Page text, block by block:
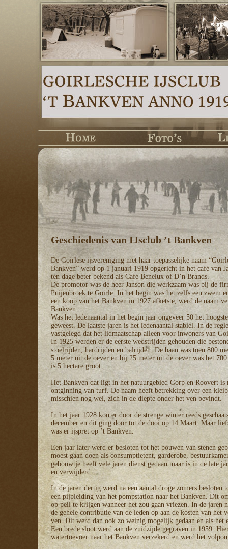
Geschiedenis van IJsclub ’t Bankven
De Goirlese ijsvereniging met haar toepasselijke naam
Bankven” werd op 1 januari 1919 opgericht in het café van
ten dage beter bekend als Café Benelux of D’n Brands.
De promotor was de heer Janson die werkzaam was bij de
Puijenbroek te Goirle. In het begin was het zelfs een zwem
een koop van het Bankven in 1927 afketste, werd de naam
Bankven.
Was het ledenaantal in het begin jaar ongeveer 50 het
geweest. De laatste jaren is het ledenaantal stabiel. In de
vastgelegd dat het lidmaatschap alleen voor inwoners van
In 1925 werden er de eerste wedstrijden gehouden die
stoelrijden, hardrijden en balrijden. De baan was toen 800
5 meter uit de oever en bij 25 meter uit de oever was het
is 5 hectare groot.
Het Bankven dat ligt in het natuurgebied Gorp en Roovert is
ontginning van turf. De naam heeft betrekking over een
misschien nog wel, zich in de diepte onder het ven bevindt.
In het jaar 1928 kon er door de strenge winter reeds
december en dit ging door tot de dooi op 14 Maart. Maar
was er ijspret op ’t Bankven.
Een jaar later werd er besloten tot het bouwen van stenen
moest gaan doen als consumptietent, garderobe,
gebouwtje heeft vele jaren dienst gedaan maar is in de late
en verwijderd.
In de jaren dertig werd na een aantal droge zomers besloten
een pijpleiding van het pompstation naar het Bankven. Dit
op peil te krijgen wanneer het zou gaan vriezen. In de jaren
de gehele contributie van de leden op aan de kosten van het
ven. Dit werd dan ook zo weinig mogelijk gedaan en als het
Een brede sloot werd aan de zuidzijde gegraven in 1959.
watertoevoer naar het Bankven verzekerd en werd het